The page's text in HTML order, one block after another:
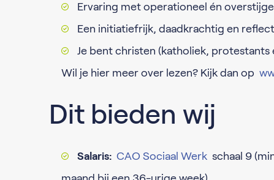
Ervaring met operationeel én
Een initiatiefrijk, daadkrachtig en
Je bent christen (katholiek,
Wil je hier meer over lezen? Kijk dan op
Dit bieden wij
Salaris: CAO Sociaal Werk schaal 9